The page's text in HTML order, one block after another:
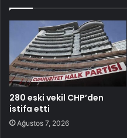
280 eski vekil CHP’den
istifa etti
Ağustos 7, 2026